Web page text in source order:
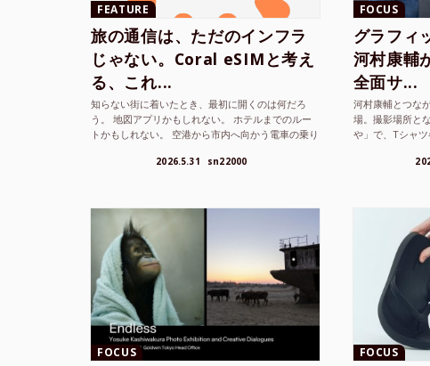
FEATURE
旅の通信は、ただのインフラ
じゃない。Coral eSIMと考え
る、これ...
知らない街に着いたとき、最初に開くのは何だろ
う。 地図アプリかもしれない。 ホテルまでのルー
トかもしれない。 空港から市内へ向かう電車の乗り
て、その街の空...2026.5.31 sn22000
FOCUS
グラフィ
河村康
全面サ...
河村康輔とつな
場。撮影場所と
や」で、Tシャ
FOCUS FOCUS